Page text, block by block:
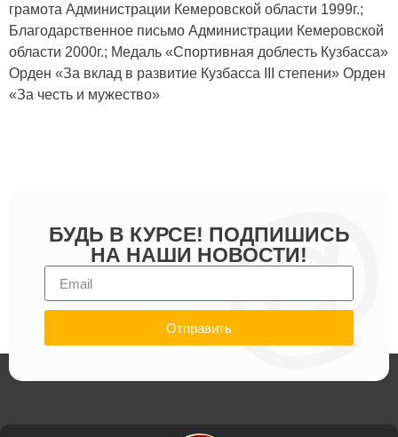
грамота Администрации Кемеровской области 1999г.;
Благодарственное письмо Администрации Кемеровской
области 2000г.; Медаль «Спортивная доблесть Кузбасса»
Орден «За вклад в развитие Кузбасса III степени» Орден
«За честь и мужество»
БУДЬ В КУРСЕ! ПОДПИШИСЬ
НА НАШИ НОВОСТИ!
Отправить